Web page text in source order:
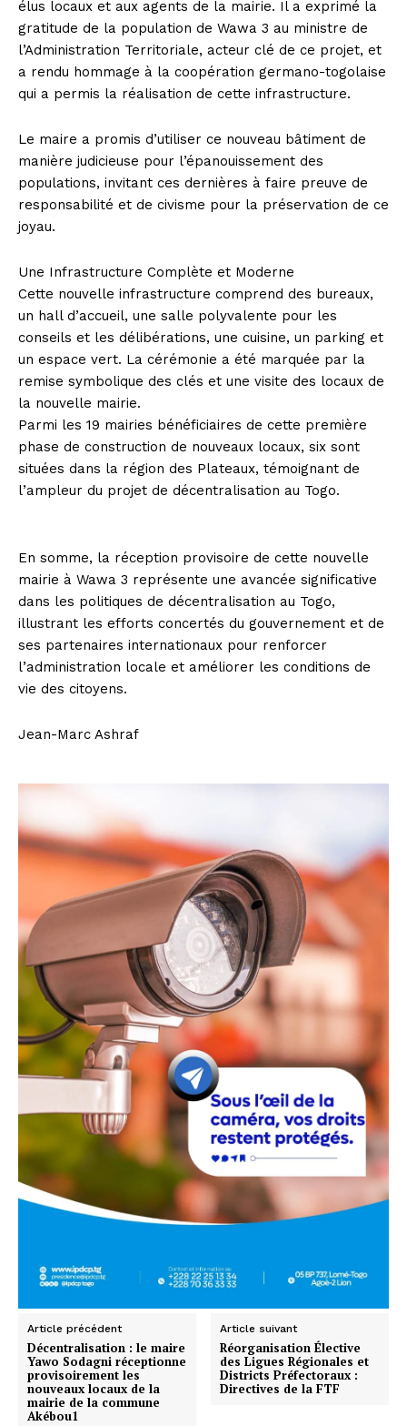
élus locaux et aux agents de la mairie. Il a exprimé la
gratitude de la population de Wawa 3 au ministre de
l’Administration Territoriale, acteur clé de ce projet, et
a rendu hommage à la coopération germano-togolaise
qui a permis la réalisation de cette infrastructure.
Le maire a promis d’utiliser ce nouveau bâtiment de
manière judicieuse pour l’épanouissement des
populations, invitant ces dernières à faire preuve de
responsabilité et de civisme pour la préservation de ce
joyau.
Une Infrastructure Complète et Moderne
Cette nouvelle infrastructure comprend des bureaux,
un hall d’accueil, une salle polyvalente pour les
conseils et les délibérations, une cuisine, un parking et
un espace vert. La cérémonie a été marquée par la
remise symbolique des clés et une visite des locaux de
la nouvelle mairie.
Parmi les 19 mairies bénéficiaires de cette première
phase de construction de nouveaux locaux, six sont
situées dans la région des Plateaux, témoignant de
l’ampleur du projet de décentralisation au Togo.
En somme, la réception provisoire de cette nouvelle
mairie à Wawa 3 représente une avancée significative
dans les politiques de décentralisation au Togo,
illustrant les efforts concertés du gouvernement et de
ses partenaires internationaux pour renforcer
l’administration locale et améliorer les conditions de
vie des citoyens.
Jean-Marc Ashraf
Article précédent
Décentralisation : le maire
Yawo Sodagni réceptionne
provisoirement les
nouveaux locaux de la
mairie de la commune
Akébou1
Article suivant
Réorganisation Élective
des Ligues Régionales et
Districts Préfectoraux :
Directives de la FTF